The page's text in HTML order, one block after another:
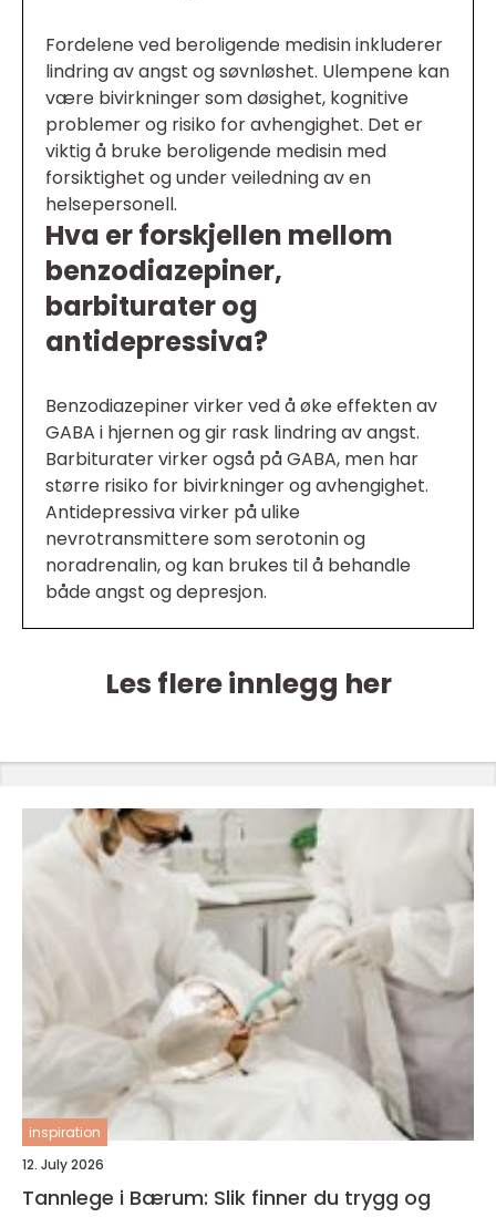
Fordelene ved beroligende medisin inkluderer
lindring av angst og søvnløshet. Ulempene kan
være bivirkninger som døsighet, kognitive
problemer og risiko for avhengighet. Det er
viktig å bruke beroligende medisin med
forsiktighet og under veiledning av en
helsepersonell.
Hva er forskjellen mellom
benzodiazepiner,
barbiturater og
antidepressiva?
Benzodiazepiner virker ved å øke effekten av
GABA i hjernen og gir rask lindring av angst.
Barbiturater virker også på GABA, men har
større risiko for bivirkninger og avhengighet.
Antidepressiva virker på ulike
nevrotransmittere som serotonin og
noradrenalin, og kan brukes til å behandle
både angst og depresjon.
Les flere innlegg her
inspiration
12. July 2026
Tannlege i Bærum: Slik finner du trygg og